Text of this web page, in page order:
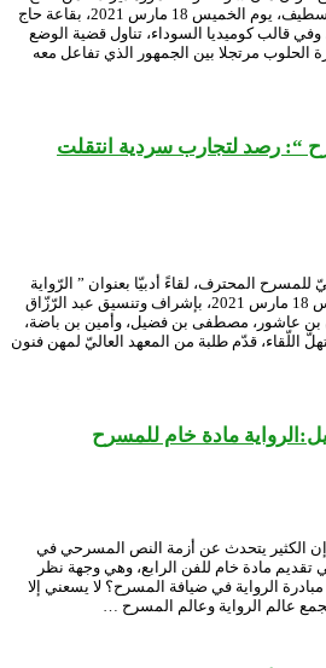
تعاونية الثقافية فنون وثقافة من سطيف، يوم الخميس 18 مارس 2021، بقاعة حاج
قالب كوميديا السوداء، تناول قضية الوضع
الحلوب مرتجلا بين الجمهور الذي تفاعل معه
“: رصد لتجارب سردية انتقلت
المحترف، لقاءً أدبيّا بعنوان ” الرّواية
في ضيافة المسرح “، يوم الخميس 18 مارس 2021، بإشراف وتنسيق عبد الرّزّاق
بن عاشور، مصطفى بن فضيل، وأمين بن باضة،
قدّم طلبة من المعهد العاليّ لمهن فنون
مادة خام للمسرح
الكثير يتحدث عن أزمة النص المسرحي في
تقديم مادة خام للفن الرابع، وهي وجهة نظر
الرواية في ضيافة المسرح؟ لا يسعني إلا
عالم الرواية وعالم المسرح …